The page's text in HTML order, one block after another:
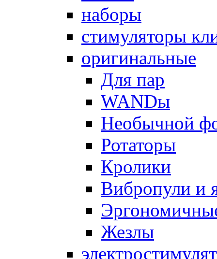
наборы
стимуляторы
оригинальные
Для пар
WANDы
Необычной
Ротаторы
Кролики
Вибропули и
Жезлы